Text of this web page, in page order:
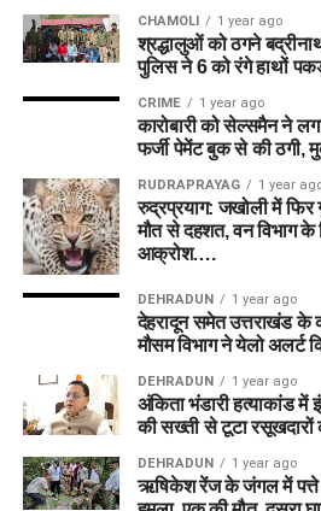
CHAMOLI 1 year ago
श्रद्धालुओं को ठगने
पुलिस ने 6 को रंगे हाथों
CRIME 1 year ago
कारोबारी को सेल्समैन ने
फर्जी पेमेंट बुक से की ठगी,
RUDRAPRAYAG 1 year
रुद्रप्रयाग: जखोली में फिर
मौत से दहशत, वन विभाग के
आक्रोश….
DEHRADUN 1 year ago
देहरादून समेत उत्तराखंड के
मौसम विभाग ने येलो अलर्ट
DEHRADUN 1 year ago
अंकिता भंडारी हत्याकांड में
की सख्ती से टूटा
DEHRADUN 1 year ago
ऋषिकेश रेंज के जंगल में पत्ते